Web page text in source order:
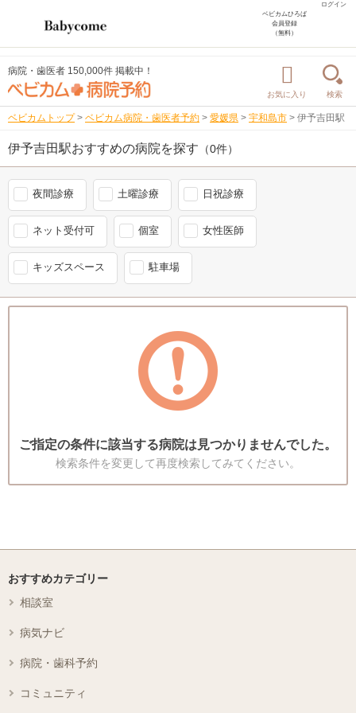
ログイン
ベビカムひろば
会員登録
（無料）
病院・歯医者 150,000件 掲載中！
お気に入り 検索
ベビカムトップ > ベビカム病院・歯医者予約 > 愛媛県 > 宇和島市 > 伊予吉田駅
伊予吉田駅おすすめの病院を探す （0件）
夜間診療 土曜診療 日祝診療
ネット受付可 個室 女性医師
キッズスペース 駐車場
ご指定の条件に該当する病院は見つかりませんでした。
検索条件を変更して再度検索してみてください。
おすすめカテゴリー
相談室
病気ナビ
病院・歯科予約
コミュニティ